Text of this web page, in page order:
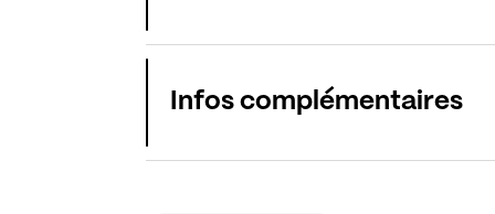
Infos complémentaires